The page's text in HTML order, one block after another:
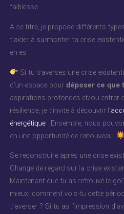
faiblesse.
A ce titre, je propose différents
t’aider à surmonter ta crise
en es :
Si tu traverses une crise
d’un espace pour déposer ce que
aspirations profondes et/ou entrer
résilience, je t’invite à découvrir l’
énergétique . Ensemble, nous
en une opportunité de renouveau.
Se reconstruire après une crise
Change de regard sur la crise
Maintenant que tu as retrouvé le
mieux, comment vois-tu cette
traverser ? Si tu as l’impression